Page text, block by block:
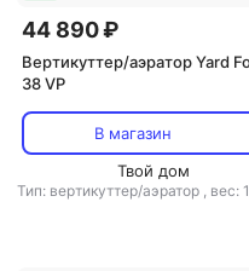
44 890 ₽
Вертикуттер/аэратор Yard
38 VP
В магазин
Твой дом
Тип: вертикуттер/аэратор , вес: